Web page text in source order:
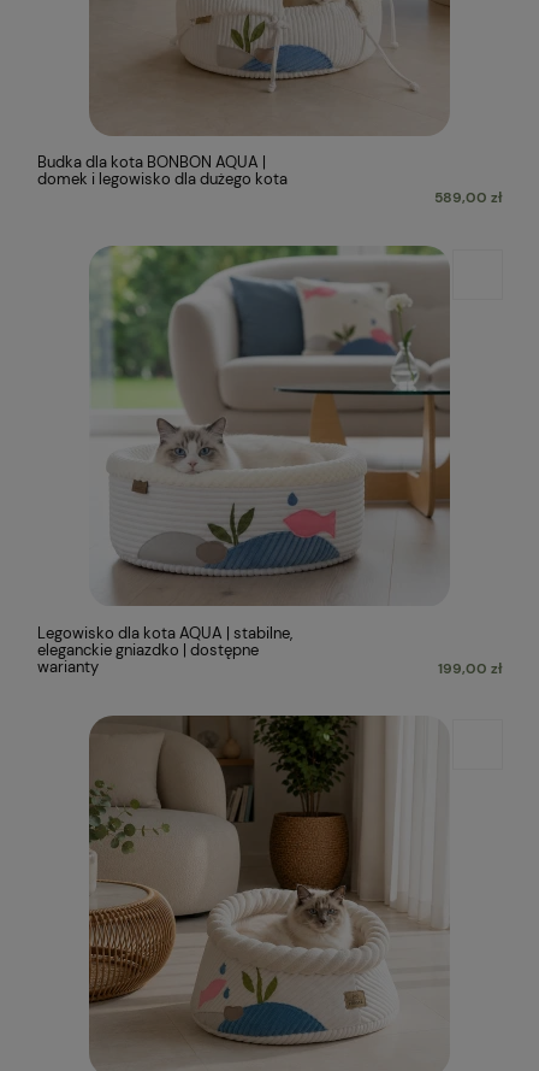
Budka dla kota BONBON AQUA |
domek i legowisko dla dużego kota
589,00 zł
Legowisko dla kota AQUA | stabilne,
eleganckie gniazdko | dostępne
warianty
199,00 zł